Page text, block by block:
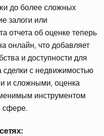
до более сложных
залоги или
отчета об оценке теперь
онлайн, что добавляет
и доступности для
сделки с недвижимостью
и сложными, оценка
инструментом
сфере.